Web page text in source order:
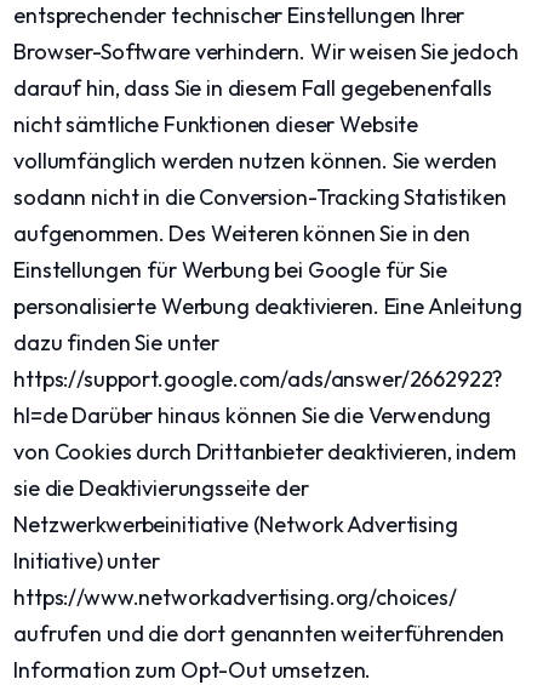
entsprechender technischer Einstellungen Ihrer
Browser-Software verhindern. Wir weisen Sie jedoch
darauf hin, dass Sie in diesem Fall gegebenenfalls
nicht sämtliche Funktionen dieser Website
vollumfänglich werden nutzen können. Sie werden
sodann nicht in die Conversion-Tracking Statistiken
aufgenommen. Des Weiteren können Sie in den
Einstellungen für Werbung bei Google für Sie
personalisierte Werbung deaktivieren. Eine Anleitung
dazu finden Sie unter
https://support.google.com/ads/answer/2662922?
hl=de Darüber hinaus können Sie die Verwendung
von Cookies durch Drittanbieter deaktivieren, indem
sie die Deaktivierungsseite der
Netzwerkwerbeinitiative (Network Advertising
Initiative) unter
https://www.networkadvertising.org/choices/
aufrufen und die dort genannten weiterführenden
Information zum Opt-Out umsetzen.